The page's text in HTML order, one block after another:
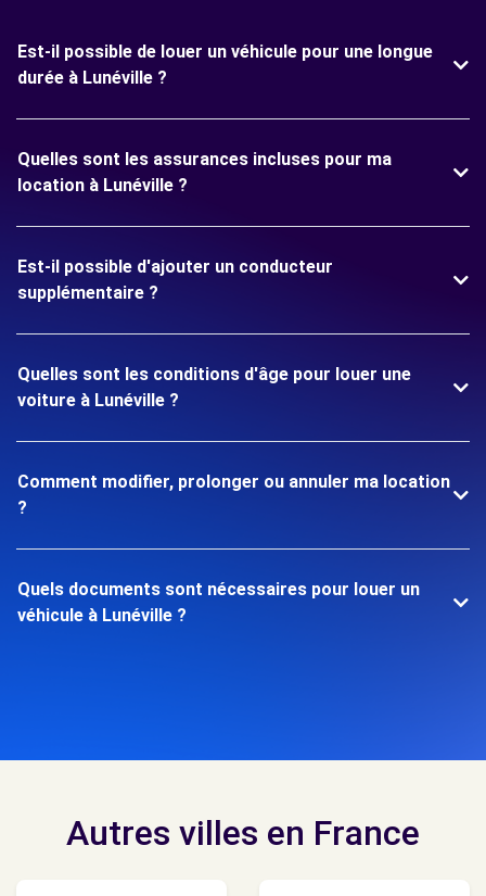
Est-il possible de louer un véhicule pour une longue
durée à Lunéville ?
Quelles sont les assurances incluses pour ma
location à Lunéville ?
Est-il possible d'ajouter un conducteur
supplémentaire ?
Quelles sont les conditions d'âge pour louer une
voiture à Lunéville ?
Comment modifier, prolonger ou annuler ma location
?
Quels documents sont nécessaires pour louer un
véhicule à Lunéville ?
Autres villes en France